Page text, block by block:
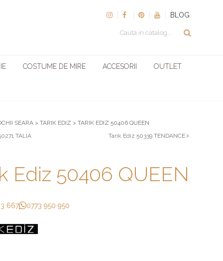
BLOG
COSTUME DE MIRE ACCESORII OUTLET
SEARA >TARIK EDIZ >TARIK EDIZ 50406 QUEEN
TALIA
Tarik Ediz 50339 TENDANCE
Ediz 50406 QUEEN
667 0773 950 950